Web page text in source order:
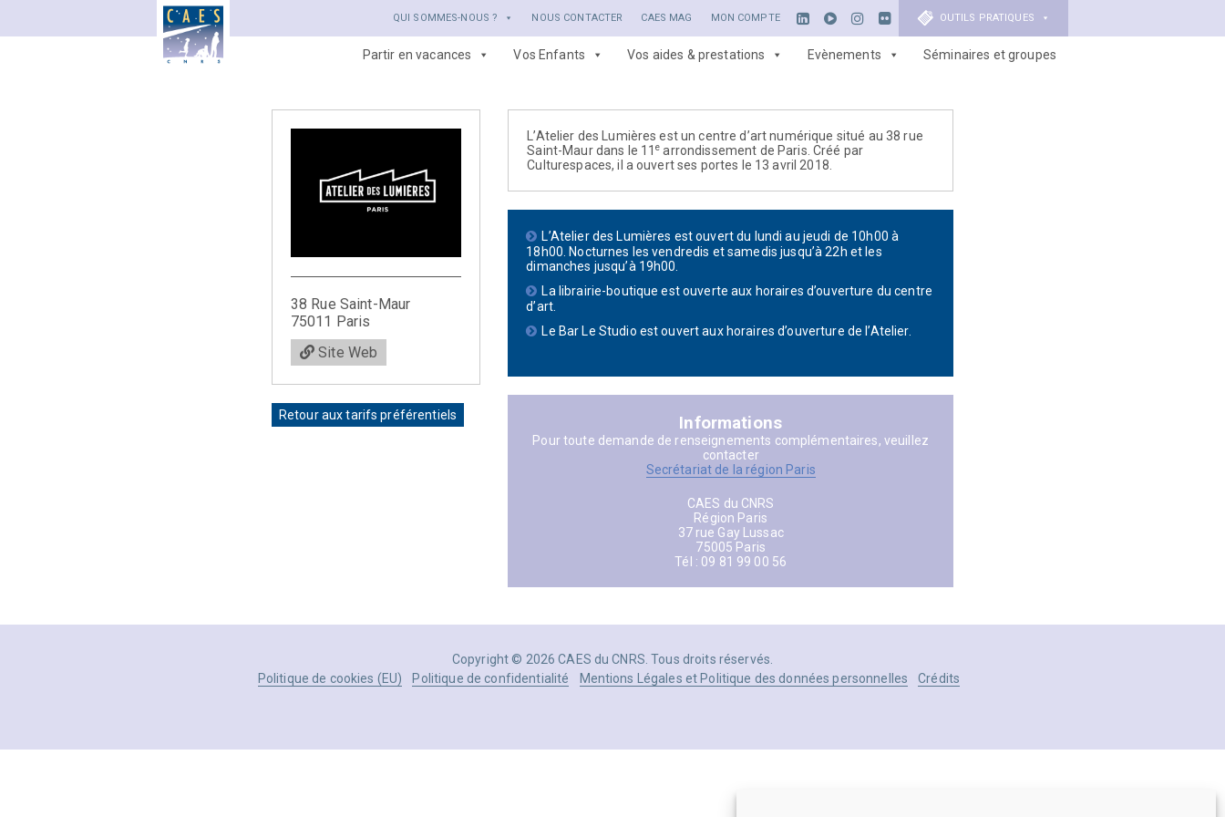
QUI SOMMES-NOUS ? NOUS CONTACTER CAES MAG MON COMPTE OUTILS PRATIQUES
Partir en vacances Vos Enfants Vos aides & prestations Evènements Séminaires et groupes
38 Rue Saint-Maur
75011 Paris
Site Web
Retour aux tarifs préférentiels
L’Atelier des Lumières est un centre d’art numérique situé au 38 rue
Saint-Maur dans le 11e arrondissement de Paris. Créé par
Culturespaces, il a ouvert ses portes le 13 avril 2018.
L’Atelier des Lumières est ouvert du lundi au jeudi de 10h00 à
18h00. Nocturnes les vendredis et samedis jusqu’à 22h et les
dimanches jusqu’à 19h00.
La librairie-boutique est ouverte aux horaires d’ouverture du centre
d’art.
Le Bar Le Studio est ouvert aux horaires d’ouverture de l’Atelier.
Informations
Pour toute demande de renseignements complémentaires, veuillez
contacter
Secrétariat de la région Paris
CAES du CNRS
Région Paris
37 rue Gay Lussac
75005 Paris
Tél : 09 81 99 00 56
Copyright © 2026 CAES du CNRS. Tous droits réservés.
Politique de cookies (EU)
Politique de confidentialité Mentions Légales et Politique des données personnelles Crédits